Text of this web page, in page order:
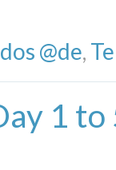
@de,
1